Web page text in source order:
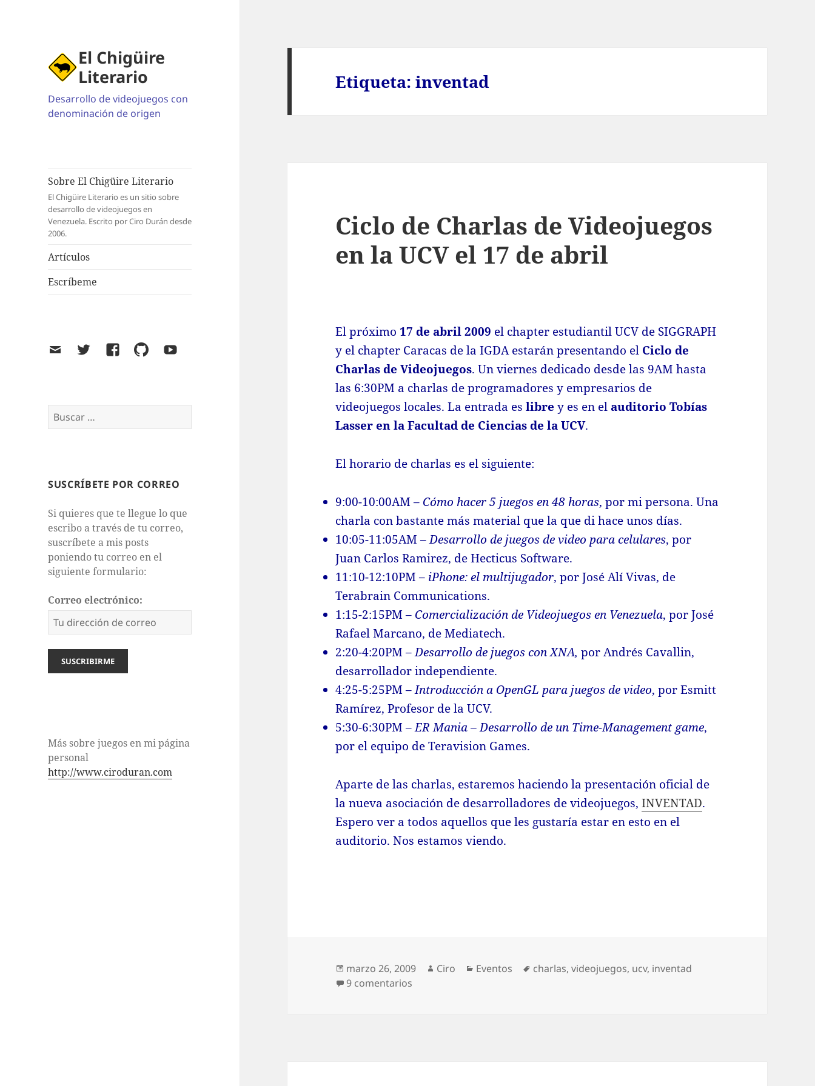
El Chigüire
Literario
Desarrollo de videojuegos con
denominación de origen
Sobre El Chigüire Literario
El Chigüire Literario es un sitio sobre
desarrollo de videojuegos en
Venezuela. Escrito por Ciro Durán desde
2006.
Artículos
Escríbeme
EmailTwitterFacebookGitHubYoutube
Buscar:
SUSCRÍBETE POR CORREO
Si quieres que te llegue lo que
escribo a través de tu correo,
suscríbete a mis posts
poniendo tu correo en el
siguiente formulario:
Correo electrónico:
Más sobre juegos en mi página
personal
http://www.ciroduran.com
Etiqueta:inventad
Ciclo de Charlas de Videojuegos
en la UCV el 17 de abril
El próximo 17 de abril 2009 el chapter estudiantil UCV de SIGGRAPH
y el chapter Caracas de la IGDA estarán presentando el Ciclo de
Charlas de Videojuegos. Un viernes dedicado desde las 9AM hasta
las 6:30PM a charlas de programadores y empresarios de
videojuegos locales. La entrada eslibre y es en el auditorio Tobías
Lasser en la Facultad de Ciencias de la UCV.
El horario de charlas es el siguiente:
9:00-10:00AM – Cómo hacer 5 juegos en 48 horas, por mi persona. Una
charla con bastante más material que la que di hace unos días.
10:05-11:05AM –Desarrollo de juegos de video para celulares, por
Juan Carlos Ramirez, de Hecticus Software.
11:10-12:10PM – iPhone: el multijugador, por José Alí Vivas, de
Terabrain Communications.
1:15-2:15PM – Comercialización de Videojuegos en Venezuela, por José
Rafael Marcano, de Mediatech.
2:20-4:20PM –Desarrollo de juegos con XNA,por Andrés Cavallin,
desarrollador independiente.
4:25-5:25PM –Introducción a OpenGL para juegos de video, por Esmitt
Ramírez, Profesor de la UCV.
5:30-6:30PM –ER Mania – Desarrollo de un Time-Management game,
por el equipo de Teravision Games.
Aparte de las charlas, estaremos haciendo la presentación oficial de
la nueva asociación de desarrolladores de videojuegos,INVENTAD.
Espero ver a todos aquellos que les gustaría estar en esto en el
auditorio. Nos estamos viendo.
Publicado
el
marzo 26, 2009 Autor
Ciro Categorías
Eventos Etiquetas
charlas,videojuegos, ucv, inventad
9 comentarios